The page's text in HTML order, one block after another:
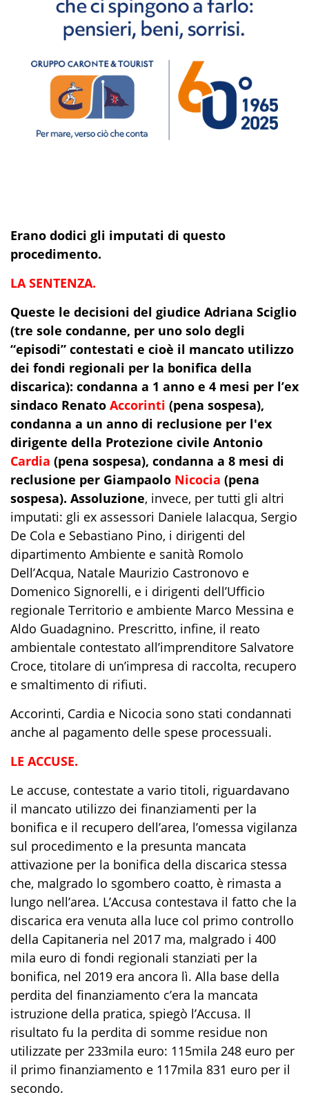
Erano dodici gli imputati di questo
procedimento.
LA SENTENZA.
Queste le decisioni del giudice Adriana Sciglio
(tre sole condanne, per uno solo degli
“episodi” contestati e cioè il mancato utilizzo
dei fondi regionali per la bonifica della
discarica): condanna a 1 anno e 4 mesi per l’ex
sindaco Renato Accorinti (pena sospesa),
condanna a un anno di reclusione per l'ex
dirigente della Protezione civile Antonio
Cardia (pena sospesa), condanna a 8 mesi di
reclusione per Giampaolo Nicocia (pena
sospesa). Assoluzione, invece, per tutti gli altri
imputati: gli ex assessori Daniele Ialacqua, Sergio
De Cola e Sebastiano Pino, i dirigenti del
dipartimento Ambiente e sanità Romolo
Dell’Acqua, Natale Maurizio Castronovo e
Domenico Signorelli, e i dirigenti dell’Ufficio
regionale Territorio e ambiente Marco Messina e
Aldo Guadagnino. Prescritto, infine, il reato
ambientale contestato all’imprenditore Salvatore
Croce, titolare di un’impresa di raccolta, recupero
e smaltimento di rifiuti.
Accorinti, Cardia e Nicocia sono stati condannati
anche al pagamento delle spese processuali.
LE ACCUSE.
Le accuse, contestate a vario titoli, riguardavano
il mancato utilizzo dei finanziamenti per la
bonifica e il recupero dell’area, l’omessa vigilanza
sul procedimento e la presunta mancata
attivazione per la bonifica della discarica stessa
che, malgrado lo sgombero coatto, è rimasta a
lungo nell’area. L’Accusa contestava il fatto che la
discarica era venuta alla luce col primo controllo
della Capitaneria nel 2017 ma, malgrado i 400
mila euro di fondi regionali stanziati per la
bonifica, nel 2019 era ancora lì. Alla base della
perdita del finanziamento c’era la mancata
istruzione della pratica, spiegò l’Accusa. Il
risultato fu la perdita di somme residue non
utilizzate per 233mila euro: 115mila 248 euro per
il primo finanziamento e 117mila 831 euro per il
secondo.